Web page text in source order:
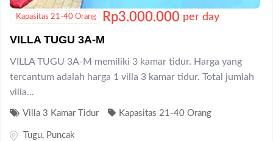
Kapasitas 21-40 Orang Rp3.000.000 per day
VILLA TUGU 3A-M
VILLA TUGU 3A-M memiliki 3 kamar tidur. Harga yang
tercantum adalah harga 1 villa 3 kamar tidur. Total jumlah
villa...
Villa 3 Kamar Tidur Kapasitas 21-40 Orang
Tugu, Puncak